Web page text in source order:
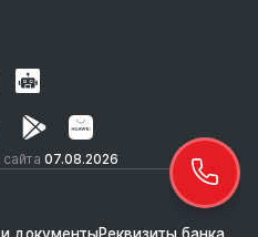
07.08.2026
документыРеквизиты банка